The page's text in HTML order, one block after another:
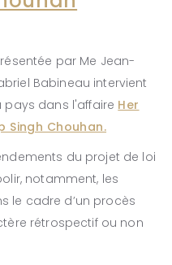
par Me Jean-
Babineau intervient
pays dans l'affaire Her
Singh Chouhan.
du projet de loi
notamment, les
le cadre d’un procès
rétrospectif ou non